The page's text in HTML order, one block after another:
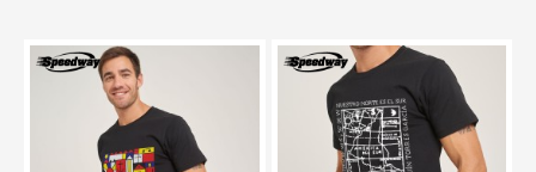
TEXTTRANSPARENTE TEXTTRANSPARENTE